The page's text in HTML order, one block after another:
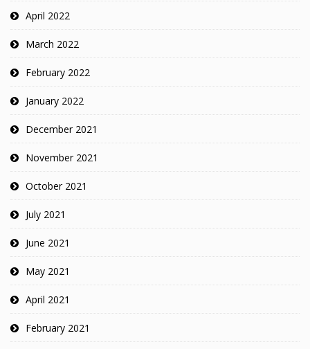
April 2022
March 2022
February 2022
January 2022
December 2021
November 2021
October 2021
July 2021
June 2021
May 2021
April 2021
February 2021